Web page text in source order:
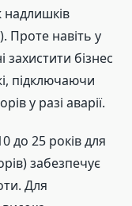
Проте навіть у
бізнес
підключаючи
у разі аварії.
до 25 років для
забезпечує
Для